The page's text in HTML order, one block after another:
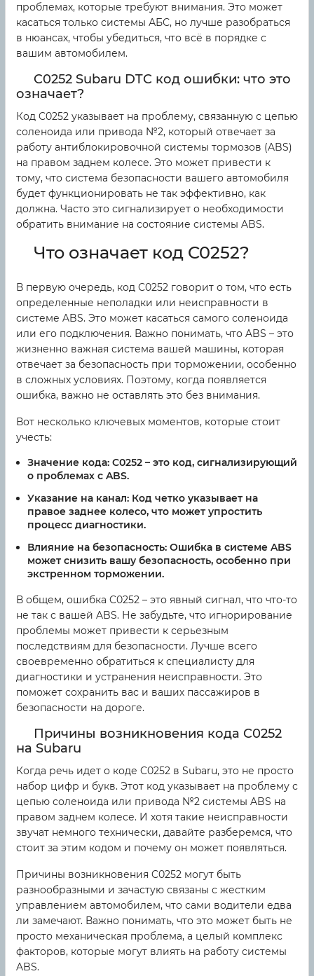
проблемах, которые требуют внимания. Это может
касаться только системы АБС, но лучше разобраться
в нюансах, чтобы убедиться, что всё в порядке с
вашим автомобилем.
C0252 Subaru DTC код ошибки: что это
означает?
Код C0252 указывает на проблему, связанную с цепью
соленоида или привода №2, который отвечает за
работу антиблокировочной системы тормозов (ABS)
на правом заднем колесе. Это может привести к
тому, что система безопасности вашего автомобиля
будет функционировать не так эффективно, как
должна. Часто это сигнализирует о необходимости
обратить внимание на состояние системы ABS.
Что означает код C0252?
В первую очередь, код C0252 говорит о том, что есть
определенные неполадки или неисправности в
системе ABS. Это может касаться самого соленоида
или его подключения. Важно понимать, что ABS – это
жизненно важная система вашей машины, которая
отвечает за безопасность при торможении, особенно
в сложных условиях. Поэтому, когда появляется
ошибка, важно не оставлять это без внимания.
Вот несколько ключевых моментов, которые стоит
учесть:
Значение кода: C0252 – это код, сигнализирующий
о проблемах с ABS.
Указание на канал: Код четко указывает на
правое заднее колесо, что может упростить
процесс диагностики.
Влияние на безопасность: Ошибка в системе ABS
может снизить вашу безопасность, особенно при
экстренном торможении.
В общем, ошибка C0252 – это явный сигнал, что что-то
не так с вашей ABS. Не забудьте, что игнорирование
проблемы может привести к серьезным
последствиям для безопасности. Лучше всего
своевременно обратиться к специалисту для
диагностики и устранения неисправности. Это
поможет сохранить вас и ваших пассажиров в
безопасности на дороге.
Причины возникновения кода C0252
на Subaru
Когда речь идет о коде C0252 в Subaru, это не просто
набор цифр и букв. Этот код указывает на проблему с
цепью соленоида или привода №2 системы ABS на
правом заднем колесе. И хотя такие неисправности
звучат немного технически, давайте разберемся, что
стоит за этим кодом и почему он может появляться.
Причины возникновения C0252 могут быть
разнообразными и зачастую связаны с жестким
управлением автомобилем, что сами водители едва
ли замечают. Важно понимать, что это может быть не
просто механическая проблема, а целый комплекс
факторов, которые могут влиять на работу системы
ABS.